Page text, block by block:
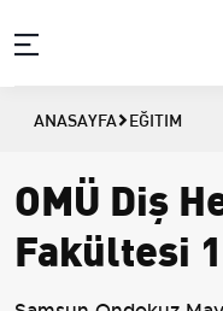
ANASAYFA EĞITIM
OMÜ Diş
Fakültesi